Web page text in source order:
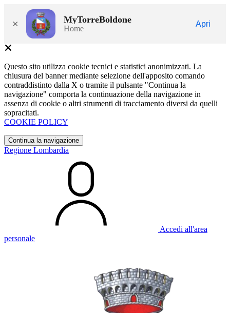
× MyTorreBoldone
Home
Apri
Questo sito utilizza cookie tecnici e statistici anonimizzati. La
chiusura del banner mediante selezione dell'apposito comando
contraddistinto dalla X o tramite il pulsante "Continua la
navigazione" comporta la continuazione della navigazione in
assenza di cookie o altri strumenti di tracciamento diversi da quelli
sopracitati.
COOKIE POLICY
Continua la navigazione
Regione Lombardia
Accedi all'area
personale